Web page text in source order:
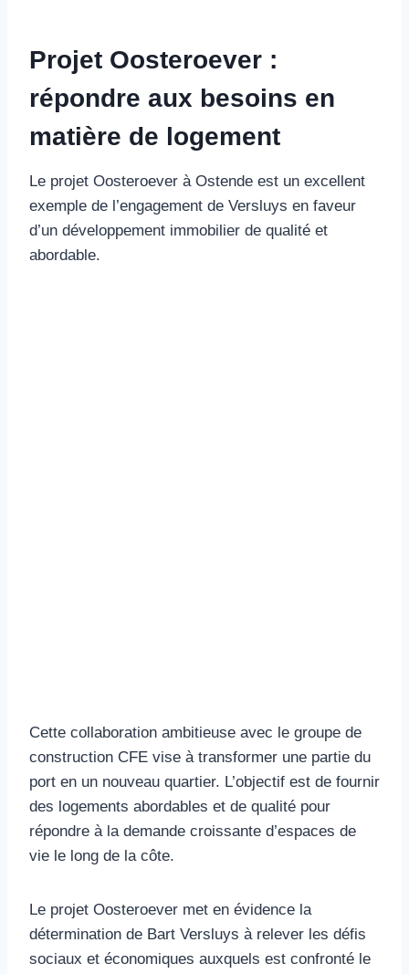
Projet Oosteroever :
répondre aux besoins en
matière de logement
Le projet Oosteroever à Ostende est un excellent
exemple de l’engagement de Versluys en faveur
d’un développement immobilier de qualité et
abordable.
Cette collaboration ambitieuse avec le groupe de
construction CFE vise à transformer une partie du
port en un nouveau quartier. L’objectif est de fournir
des logements abordables et de qualité pour
répondre à la demande croissante d’espaces de
vie le long de la côte.
Le projet Oosteroever met en évidence la
détermination de Bart Versluys à relever les défis
sociaux et économiques auxquels est confronté le